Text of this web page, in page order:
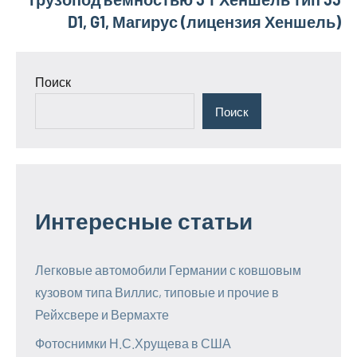
D1, G1, Магирус (лицензия Хеншель)
Поиск
Поиск
Интересные статьи
Легковые автомобили Германии с ковшовым
кузовом типа Виллис, типовые и прочие в
Рейхсвере и Вермахте
Фотоснимки Н.С.Хрущева в США